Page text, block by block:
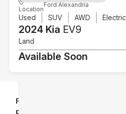
Filtrar
por
Location
Ford Alexandria
Used SUV AWD Electric
2024 Kia EV9
Land
Available Soon